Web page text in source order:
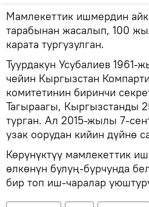
Мамлекеттик ишмердин
тарабынан жасалып, 100
карата тургузулган.
Туурдакун Усубалиев 1961-
чейин Кыргызстан
комитетинин биринчи
Тагыраагы, Кыргызстанды
турган. Ал 2015-жылы 7-
узак оорудан кийин дүйнө
Көрүнүктүү мамлекеттик
өлкөнүн булуң-бурчунда
бир топ иш-чаралар